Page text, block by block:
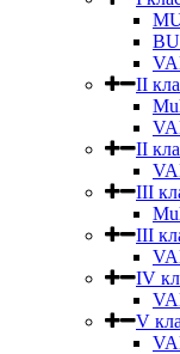
II
II
III
III
IV
V